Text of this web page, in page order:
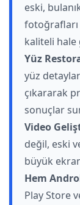
eski,
kaliteli hale
Yüz
yüz
çıkararak
sonuçlar
Video
değil, eski
büyük
Hem
Play Store